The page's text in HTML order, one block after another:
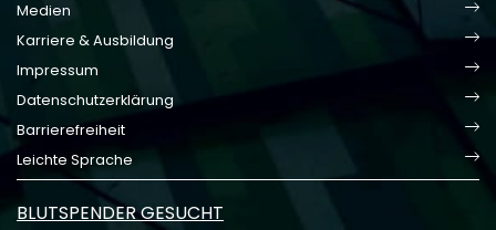
Medien
Karriere & Ausbildung
Impressum
Datenschutzerklärung
Barrierefreiheit
Leichte Sprache
BLUTSPENDER GESUCHT